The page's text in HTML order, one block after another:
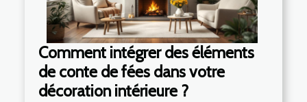
Comment intégrer des éléments
de conte de fées dans votre
décoration intérieure ?